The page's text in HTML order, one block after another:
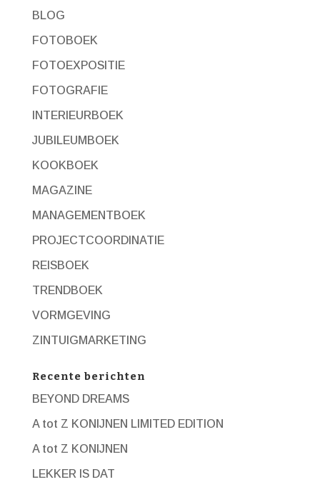
BLOG
FOTOBOEK
FOTOEXPOSITIE
FOTOGRAFIE
INTERIEURBOEK
JUBILEUMBOEK
KOOKBOEK
MAGAZINE
MANAGEMENTBOEK
PROJECTCOORDINATIE
REISBOEK
TRENDBOEK
VORMGEVING
ZINTUIGMARKETING
Recente berichten
BEYOND DREAMS
A tot Z KONIJNEN LIMITED EDITION
A tot Z KONIJNEN
LEKKER IS DAT